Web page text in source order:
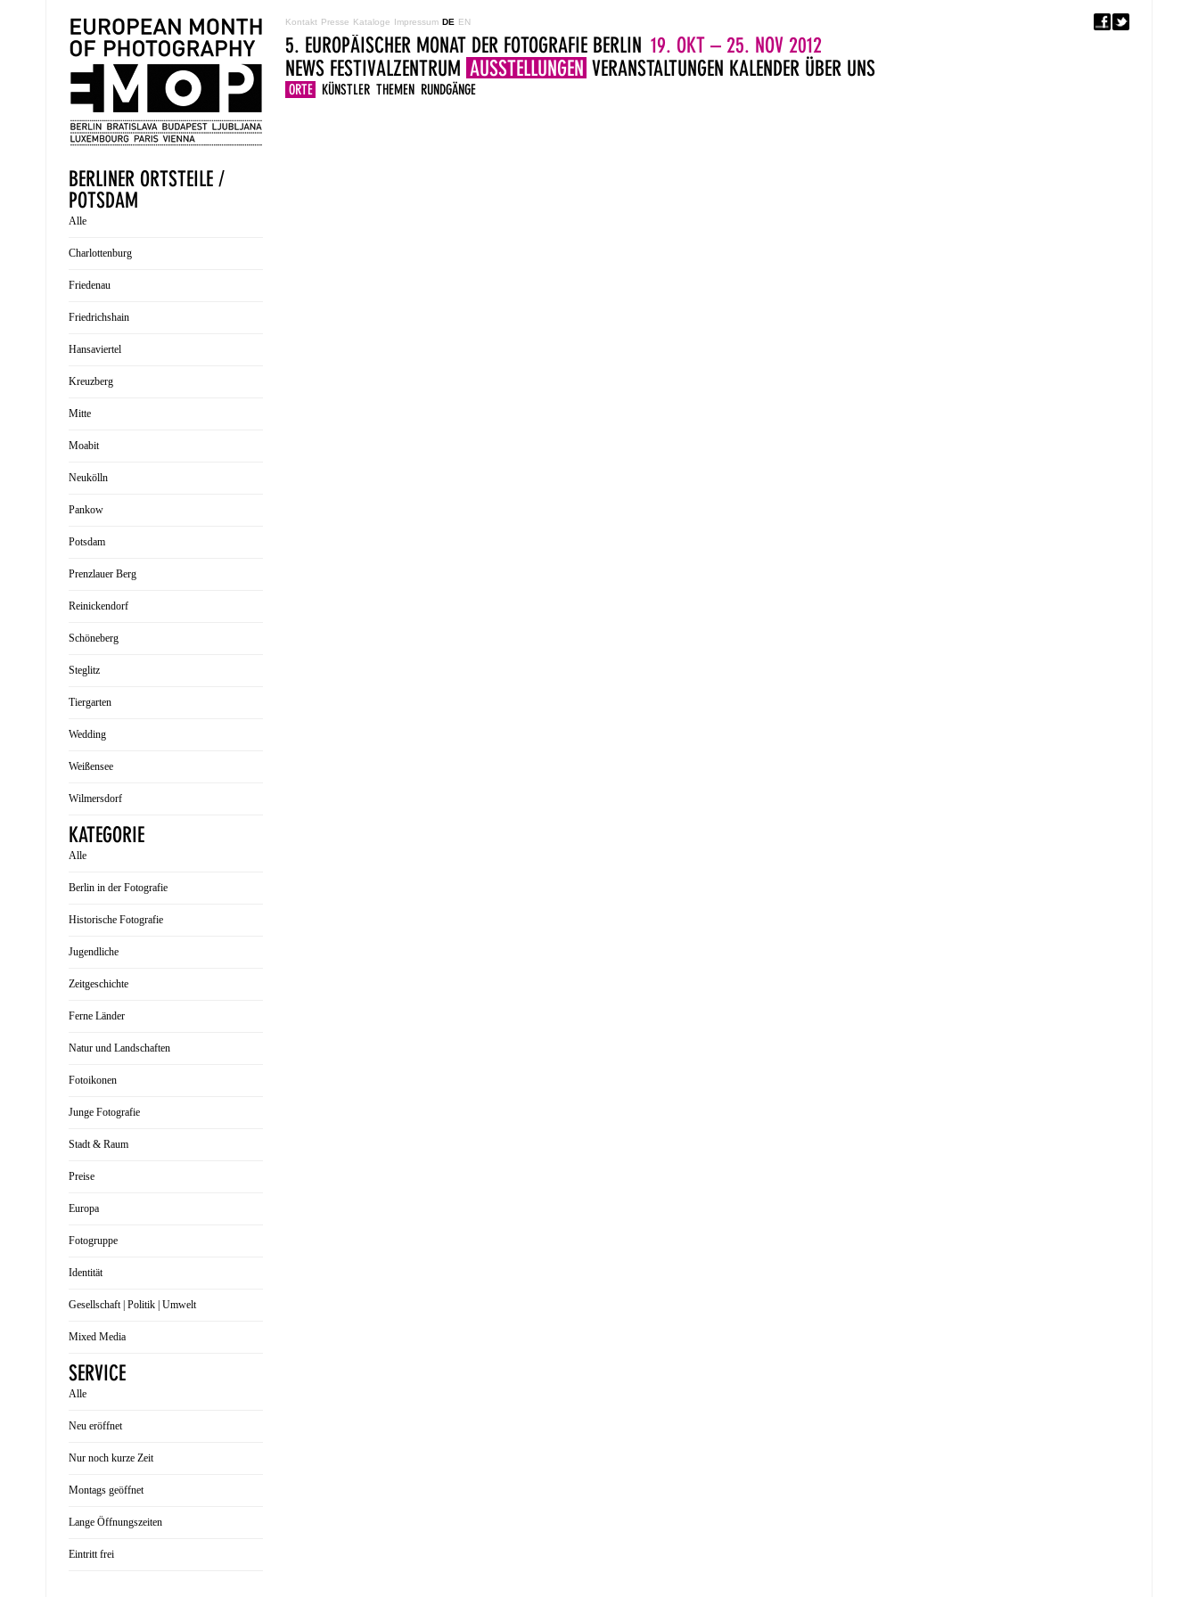
Kontakt Presse Kataloge Impressum DE EN 5. EUROPÄISCHER
5. EUROPÄISCHER MONAT DER FOTOGRAFIE BERLIN 19. OKT – 25. NOV 2012
NEWS FESTIVALZENTRUM AUSSTELLUNGEN
ORTE KÜNSTLER THEMEN RUNDGÄNGE
VERANSTALTUNGEN KALENDER ÜBER UNS
BERLINER ORTSTEILE /
POTSDAM
Alle
Charlottenburg
Friedenau
Friedrichshain
Hansaviertel
Kreuzberg
Mitte
Moabit
Neukölln
Pankow
Potsdam
Prenzlauer Berg
Reinickendorf
Schöneberg
Steglitz
Tiergarten
Wedding
Weißensee
Wilmersdorf
KATEGORIE
Alle
Berlin in der Fotografie
Historische Fotografie
Jugendliche
Zeitgeschichte
Ferne Länder
Natur und Landschaften
Fotoikonen
Junge Fotografie
Stadt & Raum
Preise
Europa
Fotogruppe
Identität
Gesellschaft | Politik | Umwelt
Mixed Media
SERVICE
Alle
Neu eröffnet
Nur noch kurze Zeit
Montags geöffnet
Lange Öffnungszeiten
Eintritt frei